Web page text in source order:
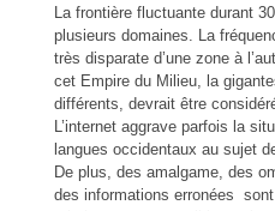
La frontière fluctuante durant
plusieurs domaines. La
très disparate d’une zone à
cet Empire du Milieu, la
différents, devrait être
L’internet aggrave parfois la
langues occidentaux au sujet
De plus, des amalgame, des
des informations erronées